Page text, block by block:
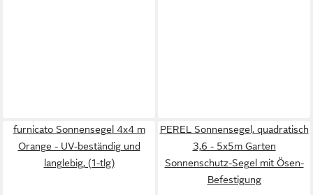
furnicato Sonnensegel 4x4 m
Orange - UV-beständig und
langlebig, (1-tlg)
PEREL Sonnensegel, quadratisch
3,6 - 5x5m Garten
Sonnenschutz-Segel mit Ösen-
Befestigung